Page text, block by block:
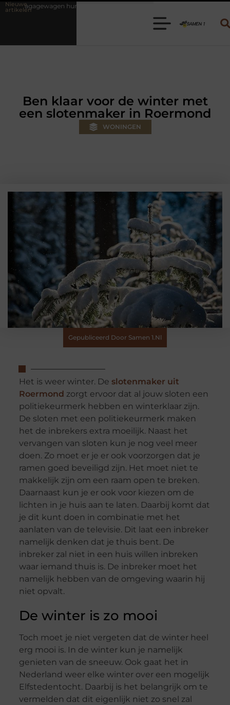
Nieuwe
artikelen
Kies de juiste aanhanger voor jouw klus
Ben klaar voor de winter met
een slotenmaker in Roermond
WONINGEN
Gepubliceerd Door Samen 1.nl
Het is weer winter. De slotenmaker uit
Roermond zorgt ervoor dat al jouw sloten een
politiekeurmerk hebben en winterklaar zijn.
De sloten met een politiekeurmerk maken
het de inbrekers extra moeilijk. Naast het
vervangen van sloten kun je nog veel meer
doen. Zo moet er je er ook voorzorgen dat je
ramen goed beveiligd zijn. Het moet niet te
makkelijk zijn om een raam open te breken.
Daarnaast kun je er ook voor kiezen om de
lichten in je huis aan te laten. Daarbij komt dat
je dit kunt doen in combinatie met het
aanlaten van de televisie. Dit laat een inbreker
namelijk denken dat je thuis bent. De
inbreker zal niet in een huis willen inbreken
waar iemand thuis is. De inbreker moet het
namelijk hebben van de omgeving waarin hij
niet opvalt.
De winter is zo mooi
Toch moet je niet vergeten dat de winter heel
erg mooi is. In de winter kun je namelijk
genieten van de sneeuw. Ook gaat het in
Nederland weer elke winter over een mogelijk
Elfstedentocht. Daarbij is het belangrijk om te
vermelden dat dit eigenlijk niet zo snel zal